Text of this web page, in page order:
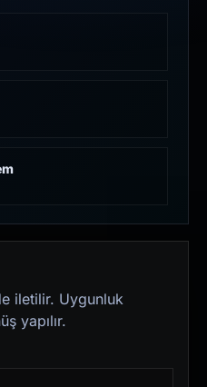
iletilir. Uygunluk
yapılır.